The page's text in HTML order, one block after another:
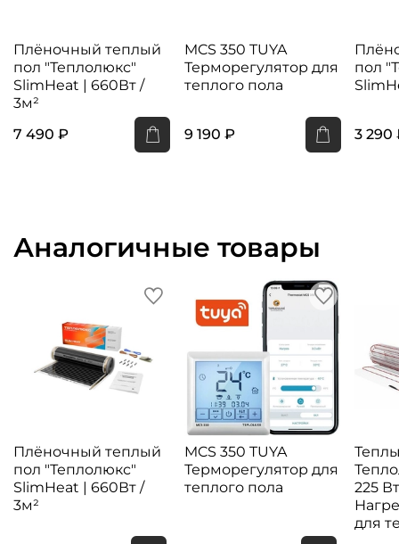
Плёночный теплый
пол "Теплолюкс"
SlimHeat | 660Вт /
3м²
7 490 ₽
MCS 350 TUYA
Терморегулятор для
теплого пола
9 190 ₽
пол
3 290
Аналогичные товары
Плёночный теплый
пол "Теплолюкс"
SlimHeat | 660Вт /
3м²
MCS 350 TUYA
Терморегулятор для
теплого пола
225
для